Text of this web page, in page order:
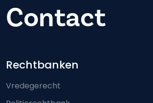
Contact
Footer-menu
Rechtbanken
Vredegerecht